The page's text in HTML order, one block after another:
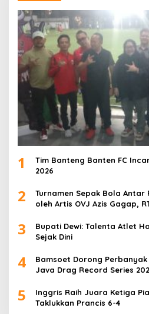
1
Tim Banteng Banten FC
2026
2
Turnamen Sepak Bola Antar
oleh Artis OVJ Azis Gagap,
3
Bupati Dewi: Talenta Atlet
Sejak Dini
4
Bamsoet Dorong
Java Drag Record Series
5
Inggris Raih Juara Ketiga
Taklukkan Prancis 6-4